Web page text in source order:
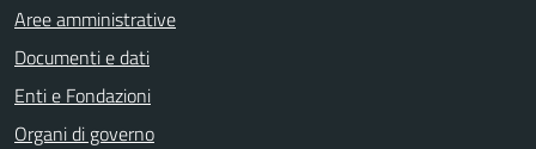
Aree amministrative
Documenti e dati
Enti e Fondazioni
Organi di governo